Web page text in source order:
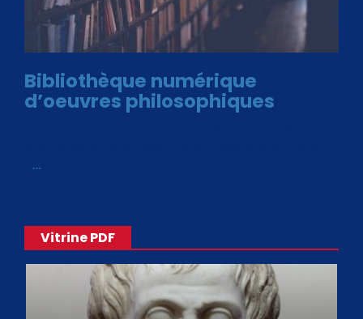
Bibliothèque numérique
d’oeuvres philosophiques
…
Vitrine PDF